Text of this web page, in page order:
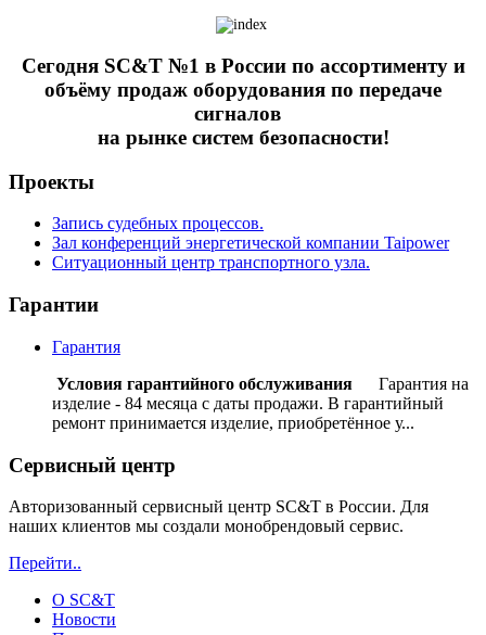
Сегодня SC&T №1 в России по ассортименту и
объёму продаж оборудования по передаче
сигналов
на рынке систем безопасности!
Проекты
Запись судебных процессов.
Зал конференций энергетической компании Taipower
Ситуационный центр транспортного узла.
Гарантии
Гарантия
Условия гарантийного обслуживания Гарантия на
изделие - 84 месяца с даты продажи. В гарантийный
ремонт принимается изделие, приобретённое у...
Сервисный центр
Авторизованный сервисный центр SC&T в России. Для
наших клиентов мы создали монобрендовый сервис.
Перейти..
О SC&T
Новости